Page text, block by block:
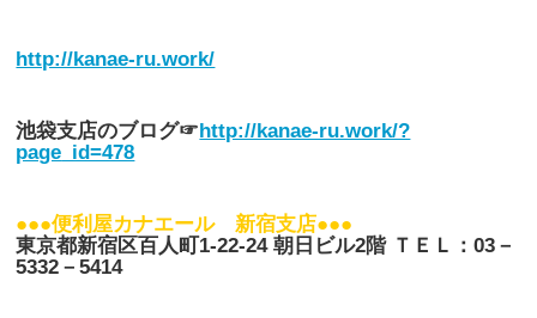
http://kanae-ru.work/
池袋支店のブログ☞http://kanae-ru.work/?
page _id=478
●●●便利屋カナエール 新宿支店●●●
東京都新宿区百人町1-22-24朝日ビル2階 ＴＥＬ：03 －
5332 －5414